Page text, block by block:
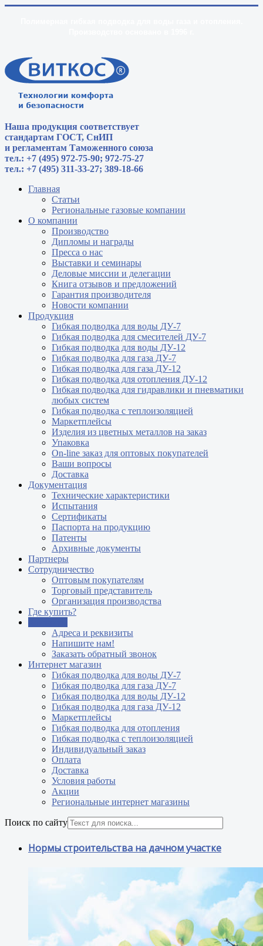
Наша продукция соответствует
стандартам ГОСТ, СнИП
и регламентам Таможенного союза
тел.: +7 (495) 972-75-90; 972-75-27
тел.: +7 (495) 311-33-27; 389-18-66
Главная
Статьи
Региональные газовые компании
О компании
Производство
Дипломы и награды
Пресса о нас
Выставки и семинары
Деловые миссии и делегации
Книга отзывов и предложений
Гарантия производителя
Новости компании
Продукция
Гибкая подводка для воды ДУ-7
Гибкая подводка для смесителей ДУ-7
Гибкая подводка для воды ДУ-12
Гибкая подводка для газа ДУ-7
Гибкая подводка для газа ДУ-12
Гибкая подводка для отопления ДУ-12
Гибкая подводка для гидравлики и пневматики
любых систем
Гибкая подводка с теплоизоляцией
Маркетплейсы
Изделия из цветных металлов на заказ
Упаковка
On-line заказ для оптовых покупателей
Ваши вопросы
Доставка
Документация
Технические характеристики
Испытания
Сертификаты
Паспорта на продукцию
Патенты
Архивные документы
Партнеры
Сотрудничество
Оптовым покупателям
Торговый представитель
Организация производства
Где купить?
Адреса и реквизиты
Напишите нам!
Заказать обратный звонок
Интернет магазин
Гибкая подводка для воды ДУ-7
Гибкая подводка для газа ДУ-7
Гибкая подводка для воды ДУ-12
Гибкая подводка для газа ДУ-12
Маркетплейсы
Гибкая подводка для отопления
Гибкая подводка с теплоизоляцией
Индивидуальный заказ
Оплата
Доставка
Условия работы
Акции
Региональные интернет магазины
Поиск по сайту
Нормы строительства на дачном участке